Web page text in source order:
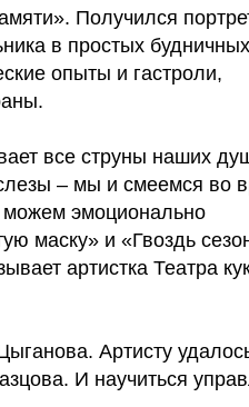
Получился
в простых будничных
опыты и гастроли,
все струны наших
– мы и смеемся во
можем эмоционально
маску» и «Гвоздь
артистка Театра
Артисту
И научиться